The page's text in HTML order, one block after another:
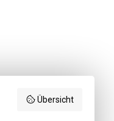
Übersicht